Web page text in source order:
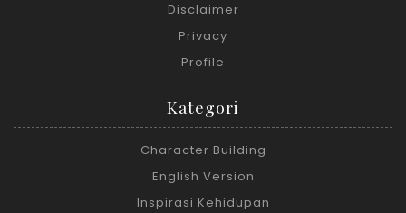
Disclaimer
Privacy
Profile
Kategori
Character Building
English Version
Inspirasi Kehidupan